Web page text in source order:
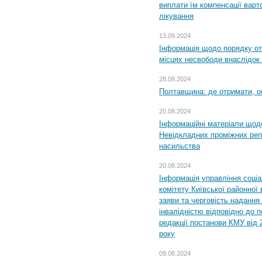
виплати їм компенсації
лікування
13.09.2024
Інформація щодо порядку
місцях несвободи внаслідок
28.08.2024
Полтавщина: де отримати,
20.08.2024
Інформаційні матеріали
Невідкладних проміжних
насильства
20.08.2024
Інформація управління
комітету Київської
заяви та черговість надання
інвалідністю відповідно
редакції постанови КМУ
року
09.08.2024